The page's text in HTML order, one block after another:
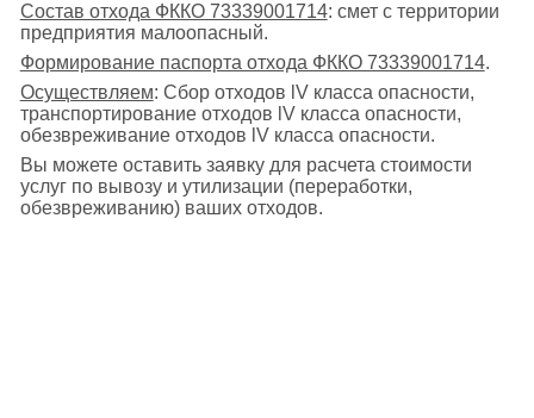
Состав отхода ФККО 73339001714: смет с территории
предприятия малоопасный.
Формирование паспорта отхода ФККО 73339001714.
Осуществляем: Сбор отходов lV класса опасности,
транспортирование отходов lV класса опасности,
обезвреживание отходов lV класса опасности.
Вы можете оставить заявку для расчета стоимости
услуг по вывозу и утилизации (переработки,
обезвреживанию) ваших отходов.